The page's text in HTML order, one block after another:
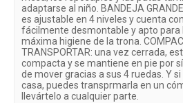
adaptarse al niño. BANDEJA
es ajustable en 4 niveles y cuenta
fácilmente desmontable y apto para
máxima higiene de la trona.
TRANSPORTAR: una vez cerrada,
compacta y se mantiene en pie por
de mover gracias a sus 4 ruedas. Y
casa, puedes transprmarla en un
llevártelo a cualquier parte.